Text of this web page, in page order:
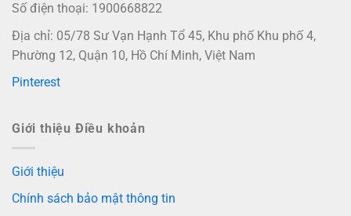
Số điện thoại: 1900668822
Địa chỉ: 05/78 Sư Vạn Hạnh Tổ 45, Khu phố Khu phố 4,
Phường 12, Quận 10, Hồ Chí Minh, Việt Nam
Pinterest
Giới thiệu Điều khoản
Giới thiệu
Chính sách bảo mật thông tin